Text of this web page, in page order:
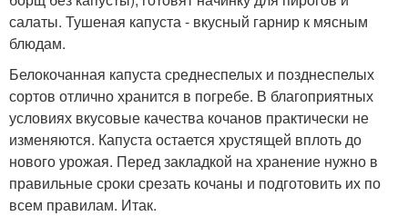
салаты. Тушеная капуста - вкусный гарнир к мясным
блюдам.
Белокочанная капуста среднеспелых и позднеспелых
сортов отлично хранится в погребе. В благоприятных
условиях вкусовые качества кочанов практически не
изменяются. Капуста остается хрустящей вплоть до
нового урожая. Перед закладкой на хранение нужно в
правильные сроки срезать кочаны и подготовить их по
всем правилам. Итак.